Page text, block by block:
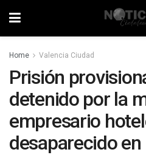
Home Valencia Ciudad
Prisión
detenido por la
empresario
desaparecido